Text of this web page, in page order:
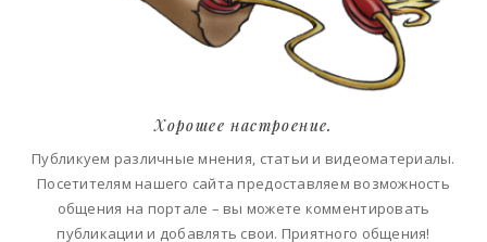
Хорошее настроение.
Публикуем различные мнения, статьи и видеоматериалы.
Посетителям нашего сайта предоставляем возможность
общения на портале – вы можете комментировать
публикации и добавлять свои. Приятного общения!